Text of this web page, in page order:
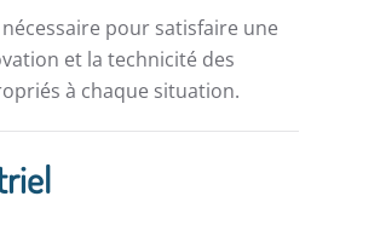
pour satisfaire une
et la technicité des
à chaque situation.